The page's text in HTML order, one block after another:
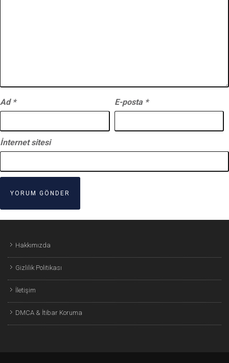
Ad * E-posta *
İnternet sitesi
Hakkımızda
Gizlilik Politikası
İletişim
DMCA & İtibar Koruma